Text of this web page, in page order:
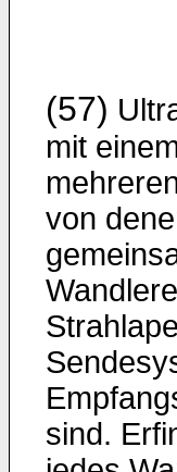
(57)
mit
von
sind.